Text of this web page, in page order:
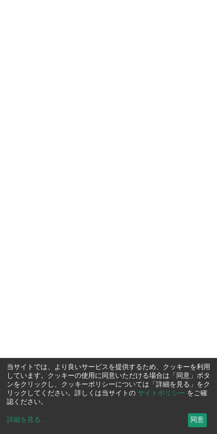
当サイトでは、より良いサービスを提供するため、クッキーを利用
しています。クッキーの使用に同意いただける場合は「同意」ボタ
ンをクリックし、クッキーポリシーについては「詳細を見る」をク
リックしてください。詳しくは当サイトの サイトポリシー をご確
認ください。
詳細を見る ... 同意